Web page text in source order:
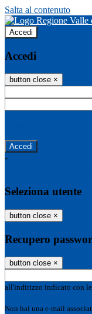
Salta al contenuto
Accedi
Accedi
button close ×
-
Seleziona utente
button close ×
Recupero
button close ×
all'indirizzo indicato con
Non hai una e-mail